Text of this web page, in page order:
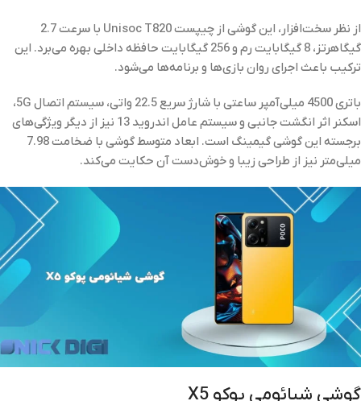
از نظر سخت‌افزار، این گوشی از چیپست Unisoc T820 با سرعت 2.7
گیگاهرتز، 8 گیگابایت رم و 256 گیگابایت حافظه داخلی بهره می‌برد. این
ترکیب باعث اجرای روان بازی‌ها و برنامه‌ها می‌شود.
باتری 4500 میلی‌آمپر ساعتی با شارژ سریع 22.5 واتی، سیستم اتصال 5G،
اسکنر اثر انگشت جانبی و سیستم عامل اندروید 13 نیز از دیگر ویژگی‌های
برجسته این گوشی گیمینگ است. ابعاد متوسط گوشی با ضخامت 7.98
میلی‌متر نیز از طراحی زیبا و خوش‌دست آن حکایت می‌کند.
گوشی شیائومی پوکو X5